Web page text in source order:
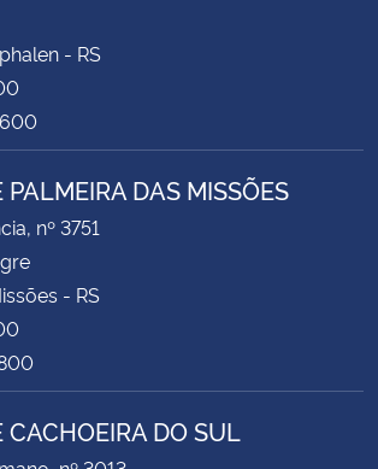
- RS
DAS MISSÕES
nº 3751
- RS
DO SUL